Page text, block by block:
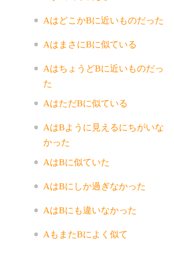
AはどこかBに近いものだった
AはまさにBに似ている
AはちょうどBに近いものだっ
た
AはただBに似ている
AはBように見えるにちがいな
かった
AはBに似ていた
AはBにしか過ぎなかった
AはBにも違いなかった
AもまたBによく似て